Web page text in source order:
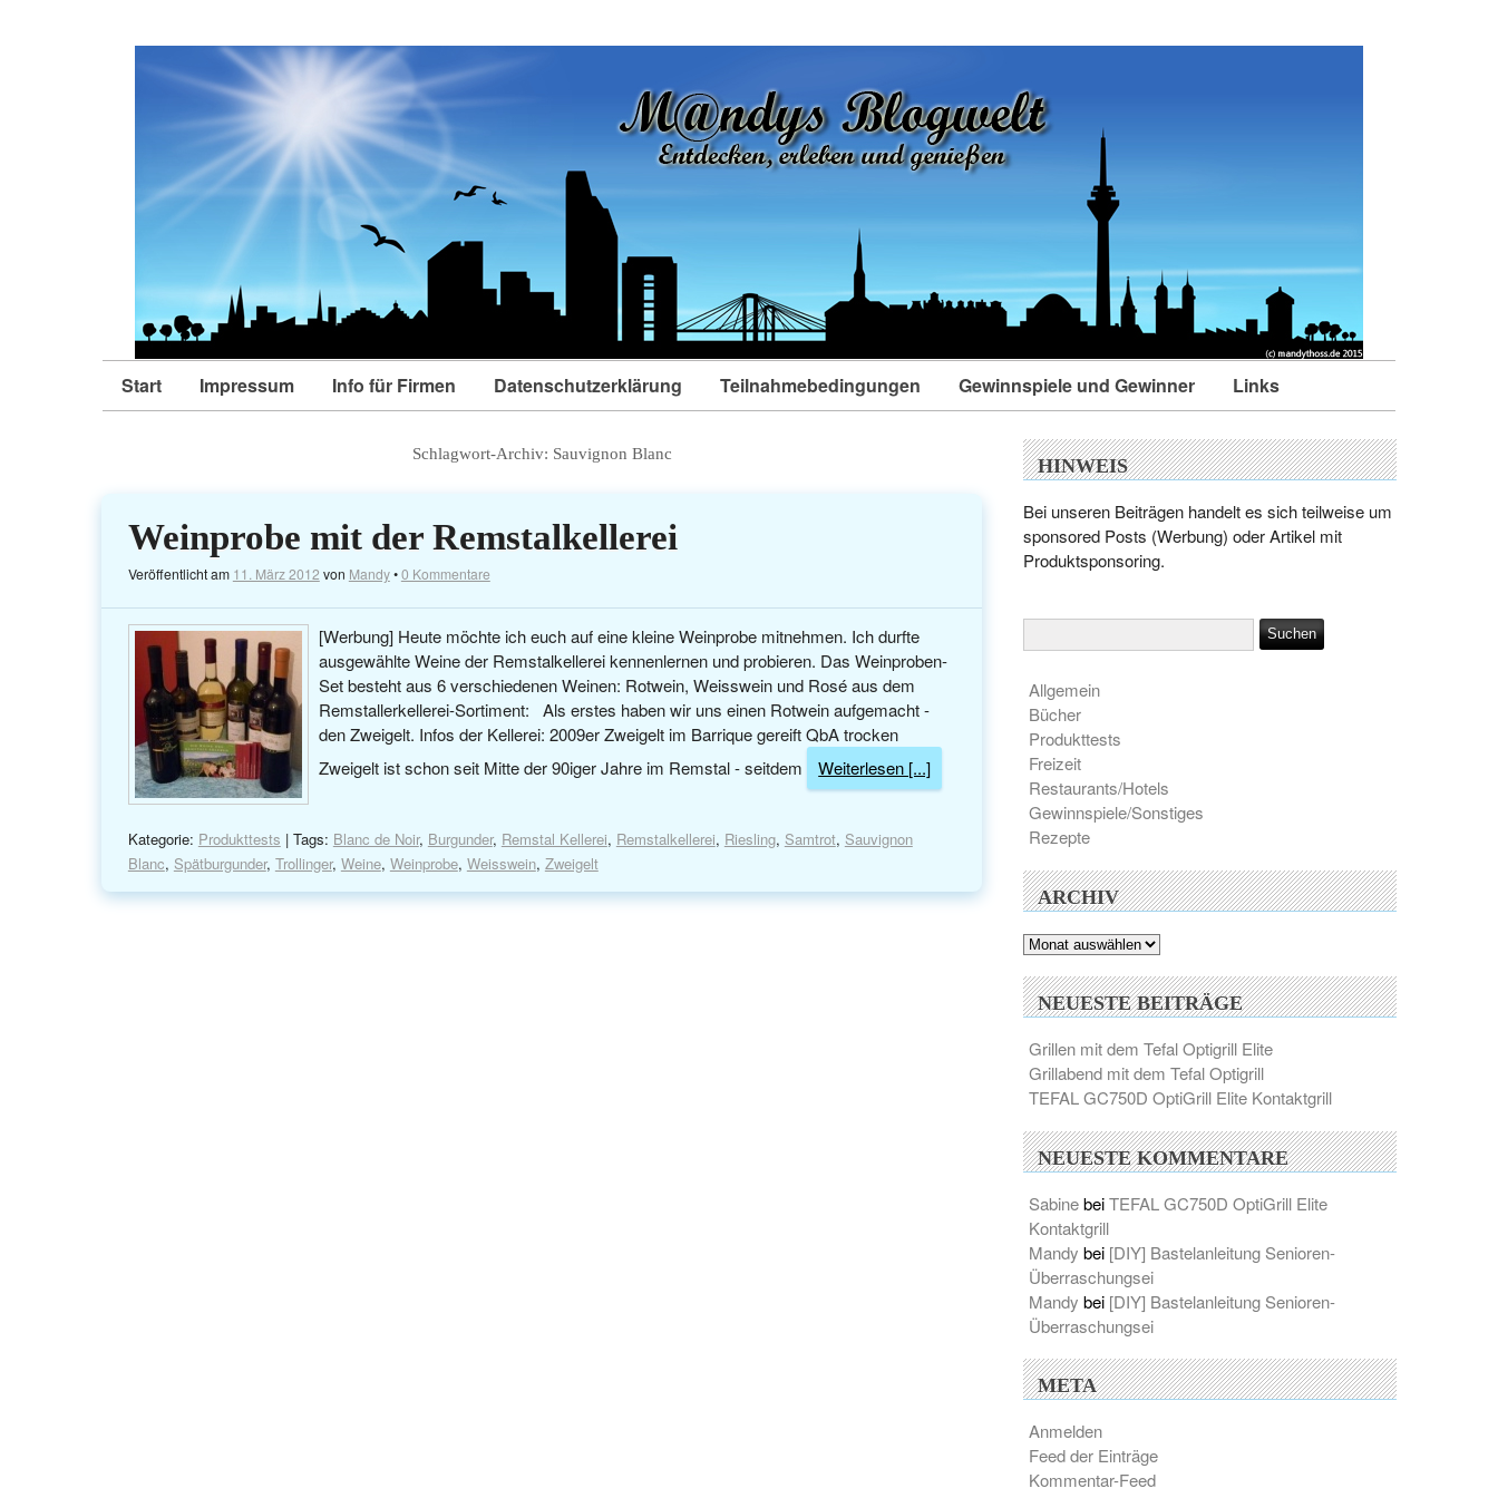
Start Impressum Info für Firmen Datenschutzerklärung Teilnahmebedingungen Gewinnspiele und Gewinner Links
Schlagwort-Archiv: Sauvignon Blanc
Weinprobe mit der Remstalkellerei
Veröffentlicht am 11. März 2012 von Mandy•0 Kommentare
[Werbung] Heute möchte ich euch auf eine kleine Weinprobe mitnehmen. Ich durfte
ausgewählte Weine der Remstalkellerei kennenlernen und probieren. Das Weinproben-
Set besteht aus 6 verschiedenen Weinen: Rotwein, Weisswein und Rosé aus dem
Remstallerkellerei-Sortiment: Als erstes haben wir uns einen Rotwein aufgemacht -
den Zweigelt. Infos der Kellerei: 2009er Zweigelt im Barrique gereift QbA trocken
Zweigelt ist schon seit Mitte der 90iger Jahre im Remstal - seitdem
Weiterlesen [...]
Kategorie: Produkttests | Tags: Blanc de Noir, Burgunder, Remstal Kellerei, Remstalkellerei, Riesling, Samtrot, Sauvignon
Blanc, Spätburgunder, Trollinger, Weine, Weinprobe, Weisswein, Zweigelt
HINWEIS
Bei unseren Beiträgen handelt es sich teilweise um
sponsored Posts (Werbung) oder Artikel mit
Produktsponsoring.
Allgemein
Bücher
Produkttests
Freizeit
Restaurants/Hotels
Gewinnspiele/Sonstiges
Rezepte
ARCHIV
Archiv
NEUESTE BEITRÄGE
Grillen mit dem Tefal Optigrill Elite
Grillabend mit dem Tefal Optigrill
TEFAL GC750D OptiGrill Elite Kontaktgrill
NEUESTE KOMMENTARE
SabinebeiTEFAL GC750D OptiGrill Elite
Kontaktgrill
Mandy bei [DIY] Bastelanleitung Senioren-
Überraschungsei
Mandy bei [DIY] Bastelanleitung Senioren-
Überraschungsei
META
Anmelden
Feed der Einträge
Kommentar-Feed